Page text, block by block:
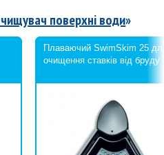
поверхні води»
Плаваючий SwimSkim 25
очищення ставків від бруду